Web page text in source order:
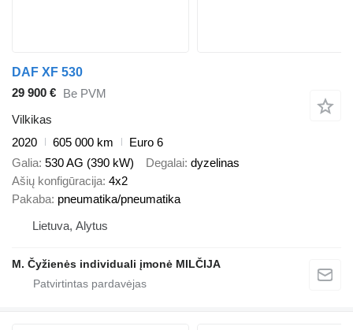
DAF XF 530
29 900 €
Be PVM
Vilkikas
2020
605 000 km
Euro 6
Galia 530 AG (390 kW) Degalai dyzelinas
Ašių konfigūracija 4x2
Pakaba pneumatika/pneumatika
Lietuva, Alytus
M. Čyžienės individuali įmonė MILČIJA